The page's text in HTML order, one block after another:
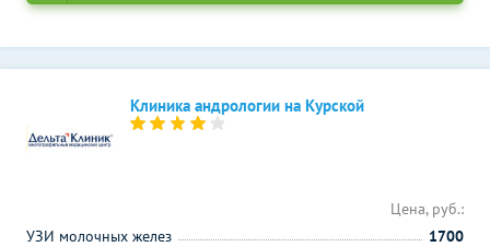
Клиника андрологии на Курской
Цена, руб.:
УЗИ молочных желез
1700